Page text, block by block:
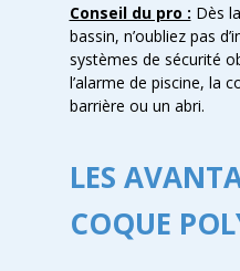
Conseil du pro : Dès
bassin, n’oubliez pas
systèmes de sécurité
l’alarme de piscine, la
barrière ou un abri.
LES
COQUE